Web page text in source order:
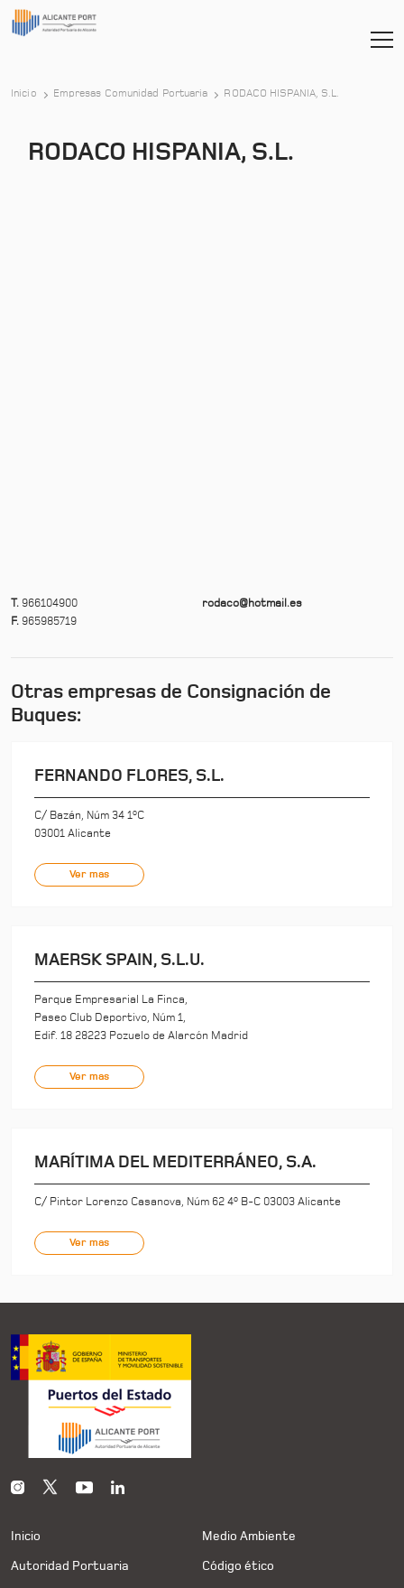
Inicio Empresas Comunidad Portuaria RODACO HISPANIA, S.L.
RODACO HISPANIA, S.L.
T. 966104900
F. 965985719
rodaco@hotmail.es
Otras empresas de Consignación de
Buques:
FERNANDO FLORES, S.L.
C/ Bazán, Núm 34 1ºC
03001 Alicante
Ver mas
MAERSK SPAIN, S.L.U.
Parque Empresarial La Finca,
Paseo Club Deportivo, Núm 1,
Edif. 18 28223 Pozuelo de Alarcón Madrid
Ver mas
MARÍTIMA DEL MEDITERRÁNEO, S.A.
C/ Pintor Lorenzo Casanova, Núm 62 4º B-C 03003 Alicante
Ver mas
Inicio
Autoridad Portuaria
Medio Ambiente
Código ético